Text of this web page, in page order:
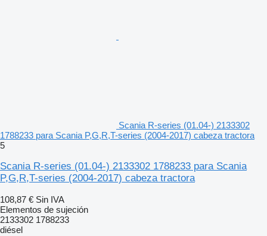
Scania R-series (01.04-) 2133302
1788233 para Scania P,G,R,T-series (2004-2017) cabeza tractora
5
Scania R-series (01.04-) 2133302 1788233 para Scania
P,G,R,T-series (2004-2017) cabeza tractora
108,87 € Sin IVA
Elementos de sujeción
2133302 1788233
diésel